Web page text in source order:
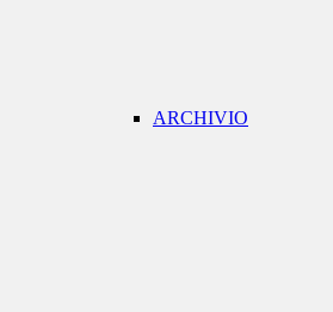
ARCHIVIO